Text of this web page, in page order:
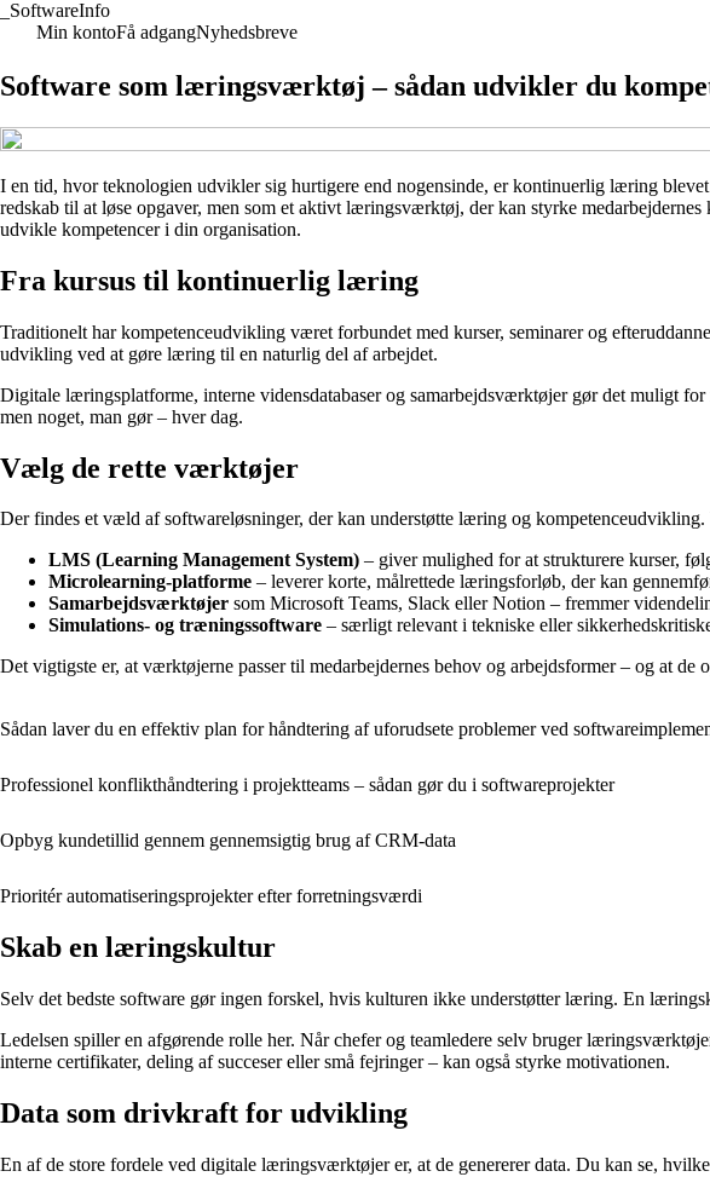
SoftwareInfo
Min kontoFå adgangNyhedsbreve
Software som læringsværktøj – sådan udvikler du
I en tid, hvor teknologien udvikler sig hurtigere end nogensinde, er kontinuerlig læring
redskab til at løse opgaver, men som et aktivt læringsværktøj, der kan styrke
udvikle kompetencer i din organisation.
Fra kursus til kontinuerlig læring
Traditionelt har kompetenceudvikling været forbundet med kurser, seminarer og
udvikling ved at gøre læring til en naturlig del af arbejdet.
Digitale læringsplatforme, interne vidensdatabaser og samarbejdsværktøjer gør det muligt
men noget, man gør – hver dag.
Vælg de rette værktøjer
Der findes et væld af softwareløsninger, der kan understøtte læring og
LMS (Learning Management System) – giver mulighed for at strukturere kurser,
Microlearning-platforme – leverer korte, målrettede læringsforløb, der kan
Samarbejdsværktøjer som Microsoft Teams, Slack eller Notion – fremmer
Simulations- og træningssoftware – særligt relevant i tekniske eller
Det vigtigste er, at værktøjerne passer til medarbejdernes behov og arbejdsformer – og at de
Sådan laver du en effektiv plan for håndtering af uforudsete problemer ved
Professionel konflikthåndtering i projektteams – sådan gør du i softwareprojekter
Opbyg kundetillid gennem gennemsigtig brug af CRM-data
Prioritér automatiseringsprojekter efter forretningsværdi
Skab en læringskultur
Selv det bedste software gør ingen forskel, hvis kulturen ikke understøtter læring. En
Ledelsen spiller en afgørende rolle her. Når chefer og teamledere selv bruger
interne certifikater, deling af succeser eller små fejringer – kan også styrke motivationen.
Data som drivkraft for udvikling
En af de store fordele ved digitale læringsværktøjer er, at de genererer data. Du kan se,